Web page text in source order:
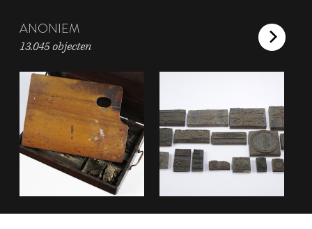
ANONIEM
13.045 objecten